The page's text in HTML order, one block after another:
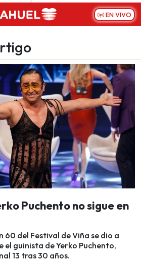
EN VIVO
Puchento no sigue en
60 del Festival de Viña se dio a
el guinista de Yerko Puchento,
13 tras 30 años.